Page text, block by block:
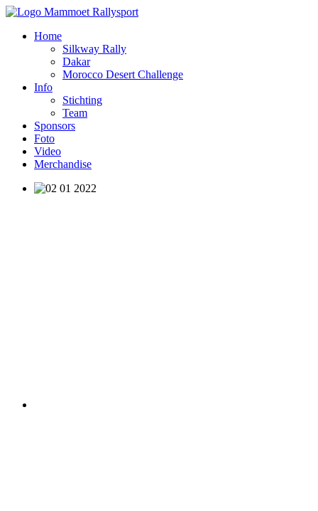
Home
Silkway Rally
Dakar
Morocco Desert Challenge
Info
Stichting
Team
Sponsors
Foto
Video
Merchandise